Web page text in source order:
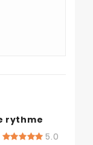
rythme
5.0